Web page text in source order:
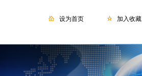
设为首页 加入收藏